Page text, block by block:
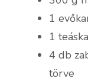
1
1
4 db
törve